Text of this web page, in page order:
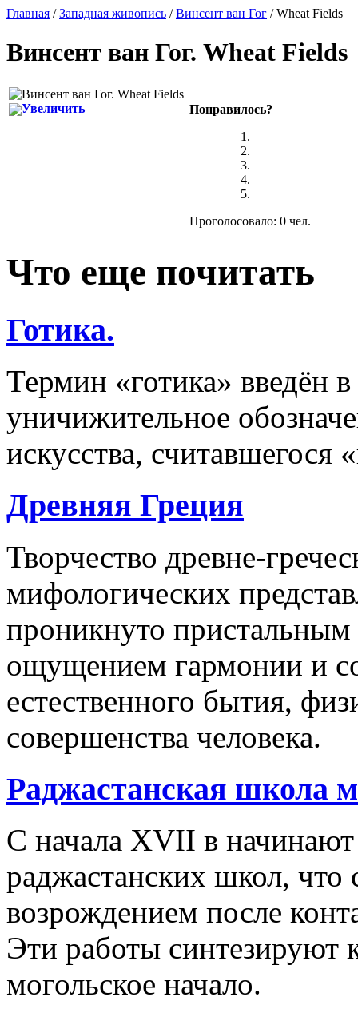
Главная /Западная живопись /Винсент ван Гог / Wheat Fields
Винсент ван Гог. Wheat Fields
Увеличить Понравилось?
Проголосовало: 0 чел.
Что еще почитать
Готика.
Термин «готика» введён
уничижительное
искусства, считавшегося
Древняя Греция
Творчество древне-
мифологических
проникнуто
ощущением гармонии и
естественного бытия,
совершенства человека.
Раджастанская школа
С начала XVII в
раджастанских школ,
возрождением после
Эти работы синтезируют
могольское начало.